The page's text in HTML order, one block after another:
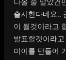
출시한다네요..
이 될것이라고
발표할것이라
미이를 만들어